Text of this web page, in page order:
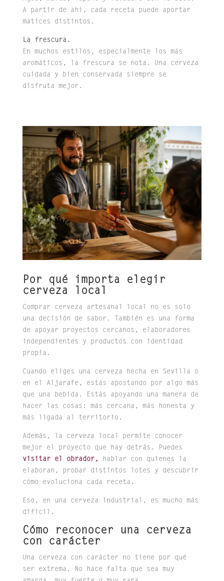
A partir de ahí, cada receta puede aportar
matices distintos.
La frescura.
En muchos estilos, especialmente los más
aromáticos, la frescura se nota. Una cerveza
cuidada y bien conservada siempre se
disfruta mejor.
Por qué importa elegir
cerveza local
Comprar cerveza artesanal local no es solo
una decisión de sabor. También es una forma
de apoyar proyectos cercanos, elaboradores
independientes y productos con identidad
propia.
Cuando eliges una cerveza hecha en Sevilla o
en el Aljarafe, estás apostando por algo más
que una bebida. Estás apoyando una manera de
hacer las cosas: más cercana, más honesta y
más ligada al territorio.
Además, la cerveza local permite conocer
mejor el proyecto que hay detrás. Puedes
visitar el obrador,
hablar con quienes la
elaboran, probar distintos lotes y descubrir
cómo evoluciona cada receta.
Eso, en una cerveza industrial, es mucho más
difícil.
Cómo reconocer una cerveza
con carácter
Una cerveza con carácter no tiene por qué
ser extrema. No hace falta que sea muy